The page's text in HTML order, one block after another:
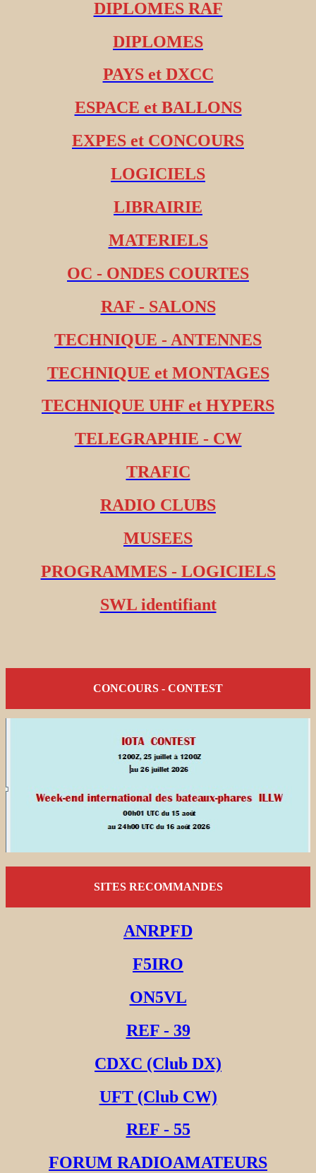
DIPLOMES RAF
DIPLOMES
PAYS et DXCC
ESPACE et BALLONS
EXPES et CONCOURS
LOGICIELS
LIBRAIRIE
MATERIELS
OC - ONDES COURTES
RAF - SALONS
TECHNIQUE - ANTENNES
TECHNIQUE et MONTAGES
TECHNIQUE UHF et HYPERS
TELEGRAPHIE - CW
TRAFIC
RADIO CLUBS
MUSEES
PROGRAMMES - LOGICIELS
SWL identifiant
CONCOURS - CONTEST
SITES RECOMMANDES
ANRPFD
F5IRO
ON5VL
REF - 39
CDXC (Club DX)
UFT (Club CW)
REF - 55
FORUM RADIOAMATEURS